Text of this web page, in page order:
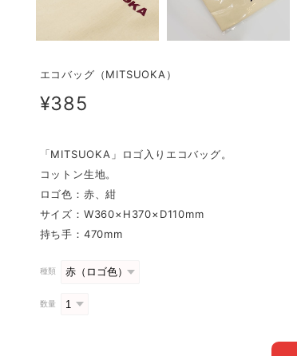
エコバッグ（MITSUOKA）
¥385
「MITSUOKA」ロゴ入りエコバッグ。
コットン生地。
ロゴ色：赤、紺
サイズ：W360×H370×D110mm
持ち手：470mm
種類
数量